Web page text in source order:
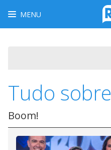
MENU
Tudo sobre
Boom!